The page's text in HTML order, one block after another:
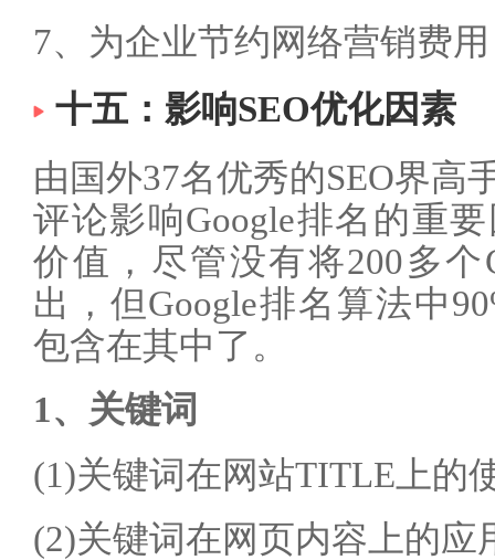
7、为企业节约网络营销费用
十五：影响SEO优化因素
由国外37名优秀的SEO界高
评论影响Google排名的重
价值，尽管没有将200多个
出，但Google排名算法中
包含在其中了。
1、关键词
(1)关键词在网站TITLE上的
(2)关键词在网页内容上的应